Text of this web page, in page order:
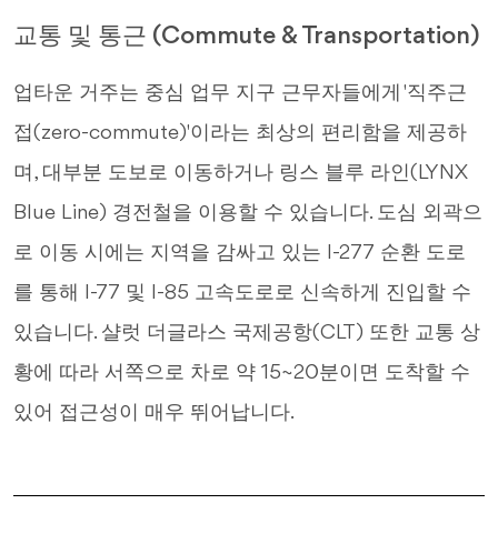
교통 및 통근 (Commute & Transportation)
업타운 거주는 중심 업무 지구 근무자들에게 '직주근
접(zero-commute)'이라는 최상의 편리함을 제공하
며, 대부분 도보로 이동하거나 링스 블루 라인(LYNX
Blue Line) 경전철을 이용할 수 있습니다. 도심 외곽으
로 이동 시에는 지역을 감싸고 있는 I-277 순환 도로
를 통해 I-77 및 I-85 고속도로로 신속하게 진입할 수
있습니다. 샬럿 더글라스 국제공항(CLT) 또한 교통 상
황에 따라 서쪽으로 차로 약 15~20분이면 도착할 수
있어 접근성이 매우 뛰어납니다.